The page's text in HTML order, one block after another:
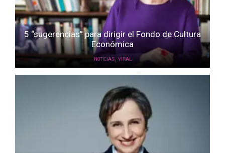
5 “sugerencias” para dirigir el Fondo de Cultura
Económica
NOTICIAS, VIRAL